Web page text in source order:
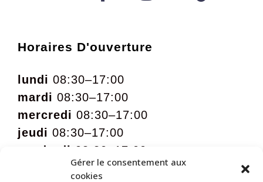
Gérer le consentement aux
cookies
Horaires D'ouverture
lundi 08:30–17:00
mardi 08:30–17:00
mercredi 08:30–17:00
jeudi 08:30–17:00
vendredi 08:30–17:00
09:00 – 12:00 sur rdv